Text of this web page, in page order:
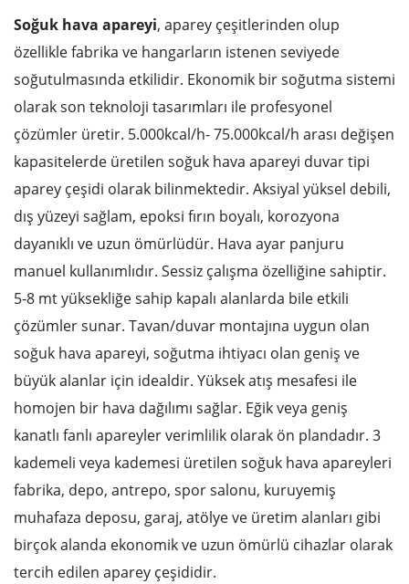
Soğuk hava apareyi, aparey çeşitlerinden olup
özellikle fabrika ve hangarların istenen seviyede
soğutulmasında etkilidir. Ekonomik bir soğutma sistemi
olarak son teknoloji tasarımları ile profesyonel
çözümler üretir. 5.000kcal/h- 75.000kcal/h arası değişen
kapasitelerde üretilen soğuk hava apareyi duvar tipi
aparey çeşidi olarak bilinmektedir. Aksiyal yüksel debili,
dış yüzeyi sağlam, epoksi fırın boyalı, korozyona
dayanıklı ve uzun ömürlüdür. Hava ayar panjuru
manuel kullanımlıdır. Sessiz çalışma özelliğine sahiptir.
5-8 mt yüksekliğe sahip kapalı alanlarda bile etkili
çözümler sunar. Tavan/duvar montajına uygun olan
soğuk hava apareyi, soğutma ihtiyacı olan geniş ve
büyük alanlar için idealdir. Yüksek atış mesafesi ile
homojen bir hava dağılımı sağlar. Eğik veya geniş
kanatlı fanlı apareyler verimlilik olarak ön plandadır. 3
kademeli veya kademesi üretilen soğuk hava apareyleri
fabrika, depo, antrepo, spor salonu, kuruyemiş
muhafaza deposu, garaj, atölye ve üretim alanları gibi
birçok alanda ekonomik ve uzun ömürlü cihazlar olarak
tercih edilen aparey çeşididir.